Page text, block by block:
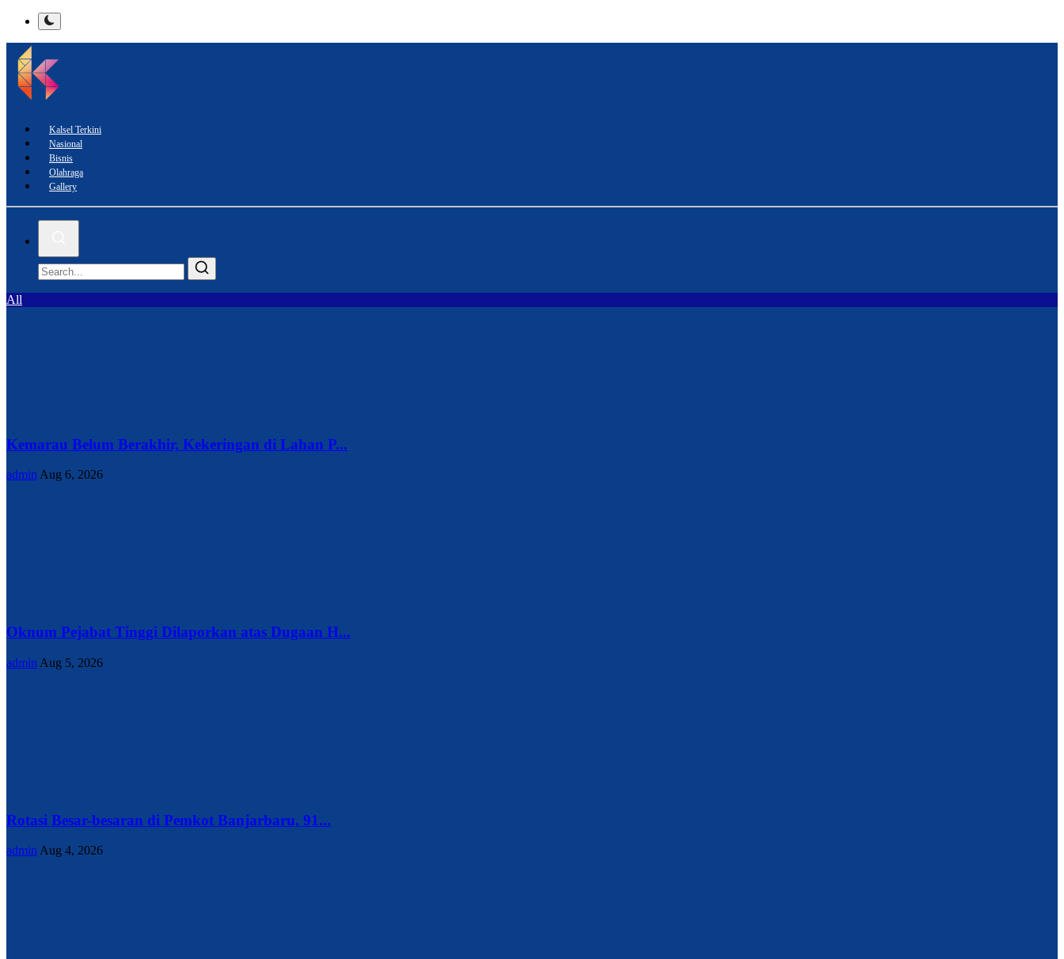
Kalsel Terkini
Nasional
Bisnis
Olahraga
Gallery
All
Kemarau Belum Berakhir, Kekeringan di Lahan P...
adminAug 6, 2026
Oknum Pejabat Tinggi Dilaporkan atas Dugaan H...
admin Aug 5, 2026
Rotasi Besar-besaran di Pemkot Banjarbaru, 91...
admin Aug 4, 2026